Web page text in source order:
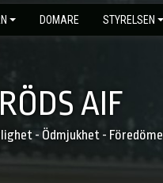
DOMARE STYRELSEN
AIF
- Ödmjukhet - Föredöme